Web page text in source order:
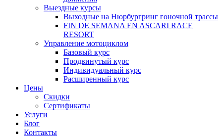
Выездные курсы
Выходные на Нюрбургринг гоночной трассы
FIN DE SEMANA EN ASCARI RACE
RESORT
Управление мотоциклом
Базовый курс
Продвинутый курс
Индивидуальный курс
Расширенный курс
Цены
Скидки
Сертификаты
Услуги
Блог
Контакты